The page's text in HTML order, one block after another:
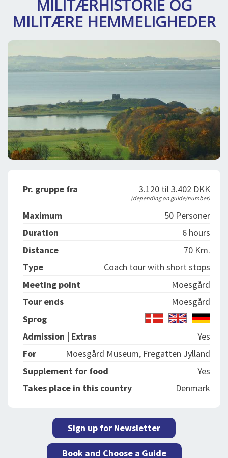
BOOKING
ABOUT US
MILITÆRHISTORIE OG
MILITÆRE HEMMELIGHEDER
Pr. gruppe fra 3.120 til 3.402 DKK
(depending on guide/number)
Maximum
50 Personer
Duration
6 hours
Distance
70 Km.
Type
Coach tour with short stops
Meeting point
Moesgård
Tour ends
Moesgård
Sprog
Admission | Extras
Yes
For
Moesgård Museum, Fregatten Jylland
Supplement for food
Yes
Takes place in this country
Denmark
Sign up for Newsletter
Book and Choose a Guide